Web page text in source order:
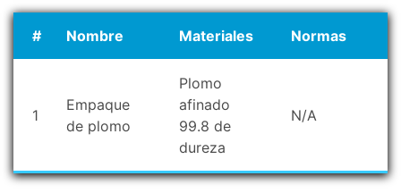
# Nombre Materiales Normas
1
Empaque
de plomo
Plomo
afinado
99.8 de
dureza
N/A